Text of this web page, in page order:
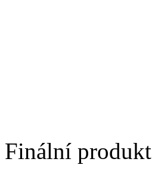
Finální produkt